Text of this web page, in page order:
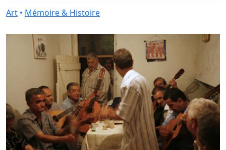
Art • Mémoire & Histoire